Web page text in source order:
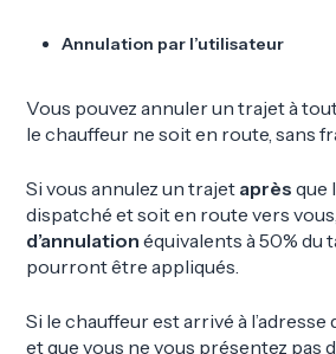
Annulation par l’utilisateur
Vous pouvez annuler un trajet à
le chauffeur ne soit en route, sans
Si vous annulez un trajet après que
dispatché et soit en route vers
d’annulation équivalents à 50% du
pourront être appliqués.
Si le chauffeur est arrivé à
et que vous ne vous présentez pas